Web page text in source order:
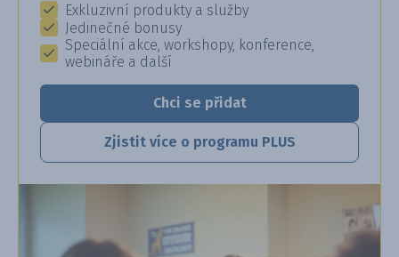
Exkluzivní produkty a služby
Jedinečné bonusy
Speciální akce, workshopy, konference,
webináře a další
Chci se přidat
Zjistit více o programu PLUS